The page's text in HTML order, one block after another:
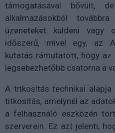
támogatásával bővült,
alkalmazásokból
üzeneteket küldeni vagy
időszerű, mivel egy, az
kutatás rámutatott, hogy
legsebezhetőbb csatorna a
A titkosítás technikai alapja
titkosítás, amelynél az
a felhasználó eszközén
szerverein. Ez azt jelenti,